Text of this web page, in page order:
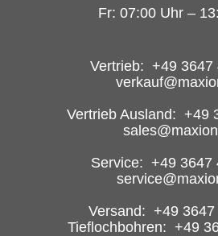
Fr: 07:00 Uhr –
Vertrieb: +49 3647
Vertrieb Ausland: +49
Service: +49 3647
Versand: +49 3647
Tieflochbohren: +49